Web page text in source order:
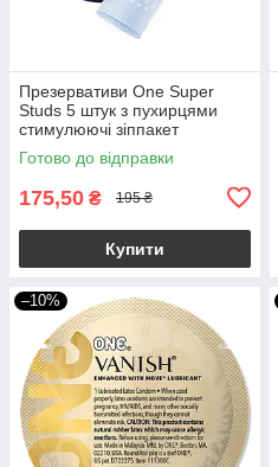
Презервативи One Super
Studs 5 штук з пухирцями
стимулюючі зіппакет
Готово до відправки
175,50 ₴ 195 ₴
Купити
–10%